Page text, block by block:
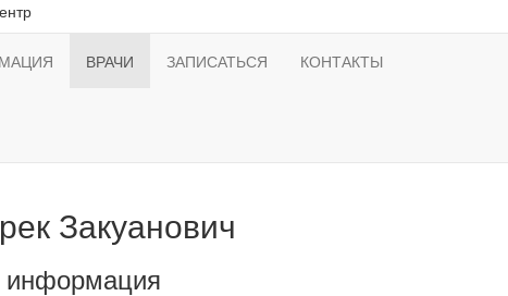
ВРАЧИ ЗАПИСАТЬСЯ КОНТАКТЫ
Закуанович
информация